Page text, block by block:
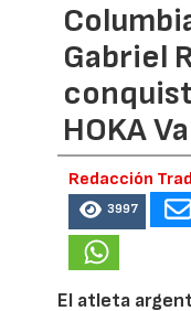
Gabriel
HOKA
Redacción
3997
El atleta